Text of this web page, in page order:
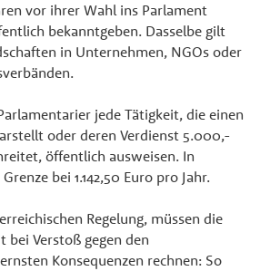
vor ihrer Wahl ins Parlament
bekanntgeben. Dasselbe gilt
in Unternehmen, NGOs oder
jede Tätigkeit, die einen
oder deren Verdienst 5.000,-
öffentlich ausweisen. In
bei 1.142,50 Euro pro Jahr.
Regelung, müssen die
bei Verstoß gegen den
Konsequenzen rechnen: So